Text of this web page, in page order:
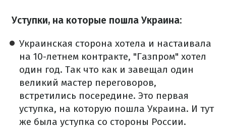
Уступки, на которые пошла Украина:
Украинская сторона хотела и настаивала
на 10-летнем контракте, "Газпром" хотел
один год. Так что как и завещал один
великий мастер переговоров,
встретились посередине. Это первая
уступка, на которую пошла Украина. И тут
же была уступка со стороны России.